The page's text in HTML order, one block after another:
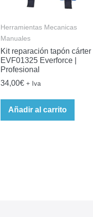
Herramientas Mecanicas
Manuales
Kit reparación tapón cárter
EVF01325 Everforce |
Profesional
34,00€ + Iva
Añadir al carrito